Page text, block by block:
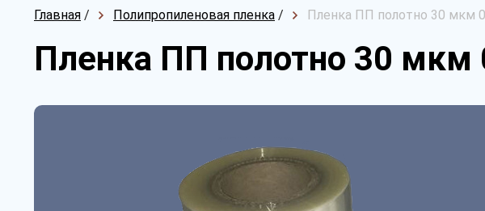
Главная / Полипропиленовая пленка / Пленка ПП полотно 30 мкм
Пленка ПП полотно 30 мкм